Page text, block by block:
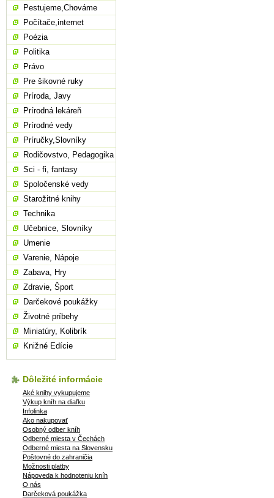
Pestujeme,Chováme
Počítače,internet
Poézia
Politika
Právo
Pre šikovné ruky
Príroda, Javy
Prírodná lekáreň
Prírodné vedy
Príručky,Slovníky
Rodičovstvo, Pedagogika
Sci - fi, fantasy
Spoločenské vedy
Starožitné knihy
Technika
Učebnice, Slovníky
Umenie
Varenie, Nápoje
Zabava, Hry
Zdravie, Šport
Darčekové poukážky
Životné príbehy
Miniatúry, Kolibrík
Knižné Edície
Dôležité informácie
Aké knihy vykupujeme
Výkup kníh na diaľku
Infolinka
Ako nakupovať
Osobný odber kníh
Odberné miesta v Čechách
Odberné miesta na Slovensku
Poštovné do zahraničia
Možnosti platby
Nápoveda k hodnoteniu kníh
O nás
Darčeková poukážka